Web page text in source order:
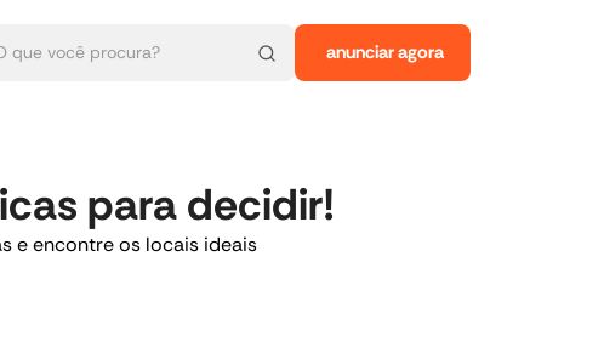
anunciar agora
para decidir!
e encontre os locais ideais